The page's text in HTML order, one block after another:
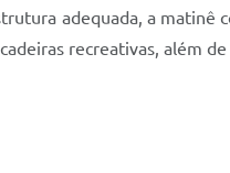
adequada, a matinê
recreativas, além